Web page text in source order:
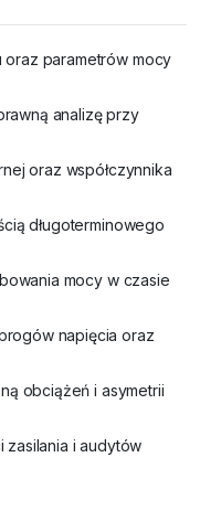
parametrów mocy
analizę przy
oraz współczynnika
długoterminowego
mocy w czasie
napięcia oraz
obciążeń i asymetrii
i audytów